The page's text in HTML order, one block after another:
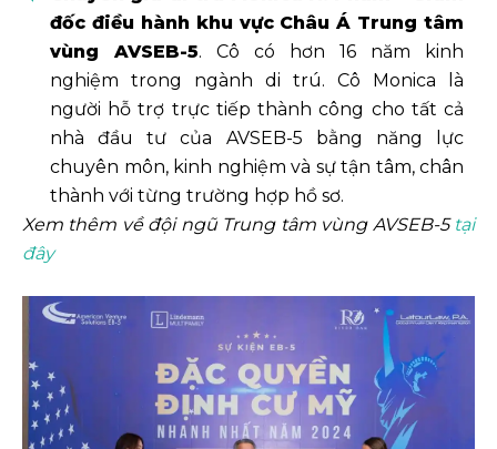
đốc điều hành khu vực Châu Á Trung tâm
vùng AVSEB-5. Cô có hơn 16 năm kinh
nghiệm trong ngành di trú. Cô Monica là
người hỗ trợ trực tiếp thành công cho tất cả
nhà đầu tư của AVSEB-5 bằng năng lực
chuyên môn, kinh nghiệm và sự tận tâm, chân
thành với từng trường hợp hồ sơ.
Xem thêm về đội ngũ Trung tâm vùng AVSEB-5 tại
đây